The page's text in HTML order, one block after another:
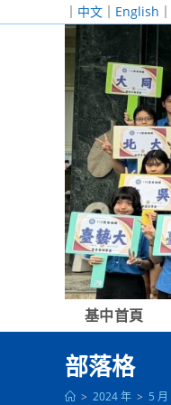
｜ 中文 ｜ English ｜
基中首頁
部落格
> 2024 年 > 5 月